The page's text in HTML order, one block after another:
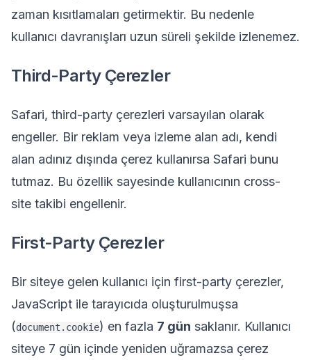
zaman kısıtlamaları getirmektir. Bu nedenle
kullanıcı davranışları uzun süreli şekilde izlenemez.
Third-Party Çerezler
Safari, third-party çerezleri varsayılan olarak
engeller. Bir reklam veya izleme alan adı, kendi
alan adınız dışında çerez kullanırsa Safari bunu
tutmaz. Bu özellik sayesinde kullanıcının cross-
site takibi engellenir.
First-Party Çerezler
Bir siteye gelen kullanıcı için first-party çerezler,
JavaScript ile tarayıcıda oluşturulmuşsa
(document.cookie) en fazla 7 gün saklanır. Kullanıcı
siteye 7 gün içinde yeniden uğramazsa çerez